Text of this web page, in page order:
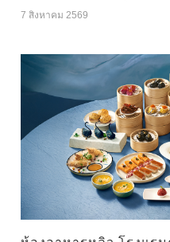
7 สิงหาคม 2569